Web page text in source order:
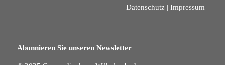
Datenschutz | Impressum
Abonnieren Sie unseren Newsletter